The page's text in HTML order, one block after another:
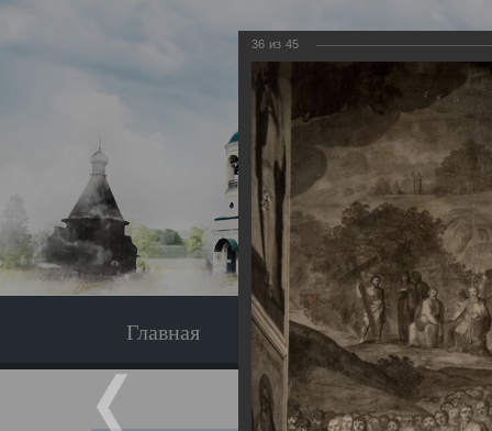
Главная Экскурсия
36 из 45